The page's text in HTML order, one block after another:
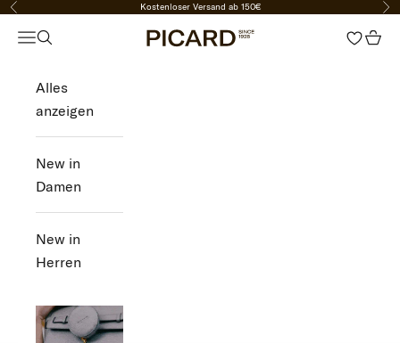
Zum Inhalt springen
Zurück Kostenloser Versand ab 150€ Vor
PICARD Fashion
Navigationsmenü öffnen
Suche öffnen
Alles
anzeigen
New in
Damen
New in
Herren
NEW
IN
DAMEN
HERREN
SALE
ANMELDEN